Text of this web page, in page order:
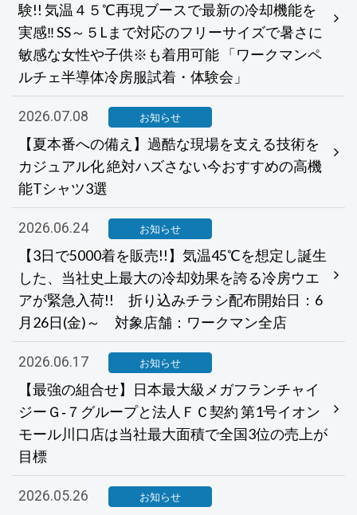
験!! 気温４５℃再現ブースで最新の冷却機能を
実感‼ SS～５Lまで対応のフリーサイズで暑さに
敏感な女性や子供※も着用可能 「ワークマンペ
ルチェ半導体冷房服試着・体験会」
2026.07.08 お知らせ
【夏本番への備え】過酷な現場を支える技術を
カジュアル化 絶対ハズさない今おすすめの高機
能Tシャツ3選
2026.06.24 お知らせ
【3日で5000着を販売!!】気温45℃を想定し誕生
した、当社史上最大の冷却効果を誇る冷房ウエ
アが緊急入荷!! 折り込みチラシ配布開始日：6
月26日(金)～ 対象店舗：ワークマン全店
2026.06.17 お知らせ
【最強の組合せ】日本最大級メガフランチャイ
ジーＧ‐７グループと法人ＦＣ契約 第1号イオン
モール川口店は当社最大面積で全国3位の売上が
目標
2026.05.26 お知らせ